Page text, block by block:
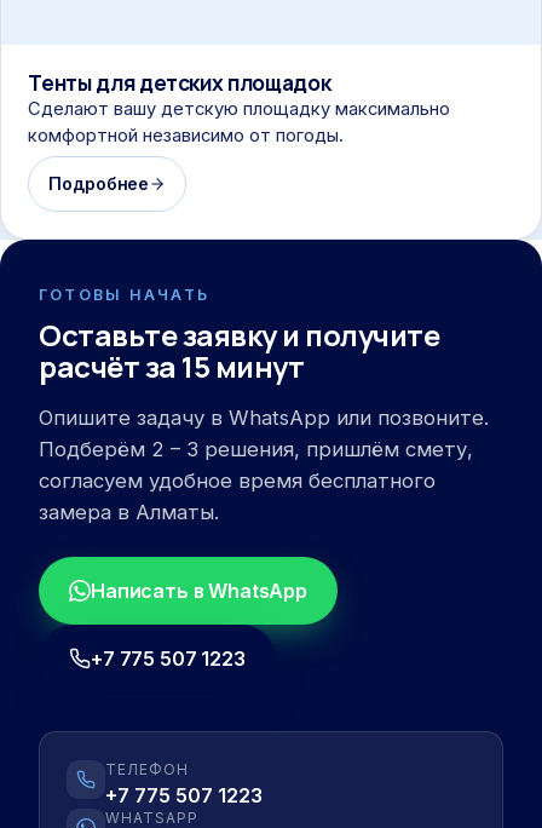
Тенты для детских площадок
Сделают вашу детскую площадку максимально
комфортной независимо от погоды.
Подробнее
ГОТОВЫ НАЧАТЬ
Оставьте заявку и получите
расчёт за 15 минут
Опишите задачу в WhatsApp или позвоните.
Подберём 2 – 3 решения, пришлём смету,
согласуем удобное время бесплатного
замера в Алматы.
Написать в WhatsApp
+7 775 507 1223
ТЕЛЕФОН
+7 775 507 1223
WHATSAPP